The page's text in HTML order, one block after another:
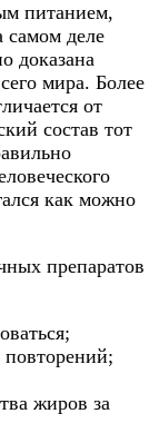
питанием,
самом деле
доказана
мира. Более
от
состав тот
как можно
препаратов
повторений;
жиров за